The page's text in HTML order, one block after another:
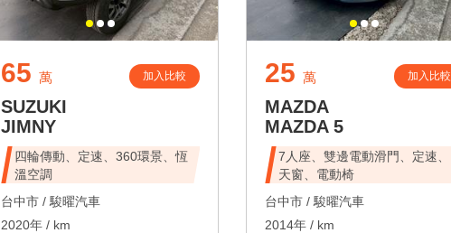
65 萬 加入比較
SUZUKI
JIMNY
四輪傳動、定速、360環景、恆
溫空調
台中市 / 駿曜汽車
2020年 / km
25 萬 加入比較
MAZDA
MAZDA 5
7人座、雙邊電動滑門、定速、
天窗、電動椅
台中市 / 駿曜汽車
2014年 / km